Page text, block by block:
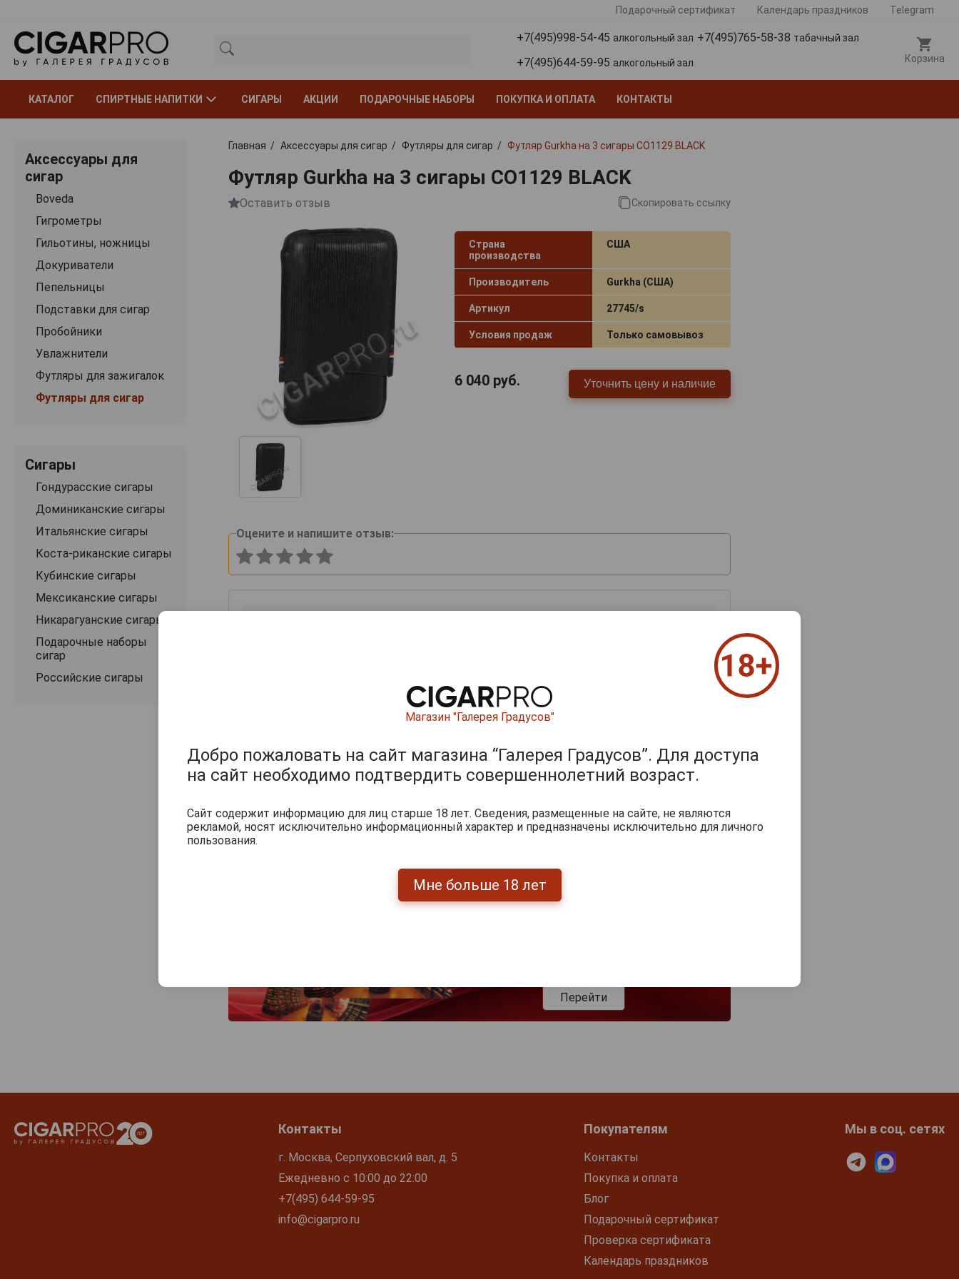
Подарочный сертификат Календарь праздников Telegram
+7(495)998-54-45 алкогольный зал +7(495)765-58-38 табачный зал
+7(495)644-59-95 алкогольный зал Корзина
КАТАЛОГ СПИРТНЫЕ НАПИТКИ СИГАРЫ АКЦИИ ПОДАРОЧНЫЕ НАБОРЫ ПОКУПКА И ОПЛАТА КОНТАКТЫ
Аксессуары для
сигар
Boveda
Гигрометры
Гильотины, ножницы
Докуриватели
Пепельницы
Подставки для сигар
Пробойники
Увлажнители
Футляры для зажигалок
Футляры для сигар
Сигары
Гондурасские сигары
Доминиканские сигары
Итальянские сигары
Коста-риканские сигары
Кубинские сигары
Мексиканские сигары
Никарагуанские сигары
Подарочные наборы
сигар
Российские сигары
Главная Аксессуары для сигар Футляры для сигар Футляр Gurkha на 3 сигары CO1129 BLACK
Футляр Gurkha на 3 сигары CO1129 BLACK
Оставить отзыв Скопировать ссылку
Страна
производства
США
Производитель Gurkha (США)
Артикул 27745/s
Условия продаж Только самовывоз
6 040руб. Уточнить цену и наличие
Оцените и напишите отзыв:
Перейти
Контакты
г. Москва, Серпуховский вал, д. 5
Ежедневно с 10:00 до 22:00
+7(495) 644-59-95
info@cigarpro.ru
Покупателям
Контакты
Покупка и оплата
Блог
Подарочный сертификат
Проверка сертификата
Календарь праздников
Мы в соц. сетях
Магазин "Галерея Градусов"
Добро пожаловать на сайт магазина “Галерея Градусов”. Для доступа
на сайт необходимо подтвердить совершеннолетний возраст.
Сайт содержит информацию для лиц старше 18 лет. Сведения, размещенные на сайте, не являются
рекламой, носят исключительно информационный характер и предназначены исключительно для личного
пользования.
Мне больше 18 лет